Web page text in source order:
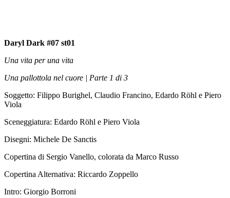
Daryl Dark #07 st01
Una vita per una vita
Una pallottola nel cuore | Parte 1 di 3
Soggetto: Filippo Burighel, Claudio Francino, Edardo Röhl e Piero
Viola
Sceneggiatura: Edardo Röhl e Piero Viola
Disegni: Michele De Sanctis
Copertina di Sergio Vanello, colorata da Marco Russo
Copertina Alternativa: Riccardo Zoppello
Intro: Giorgio Borroni